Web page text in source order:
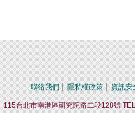
聯絡我們 隱私權政策 資訊安
115台北市南港區研究院路二段128號